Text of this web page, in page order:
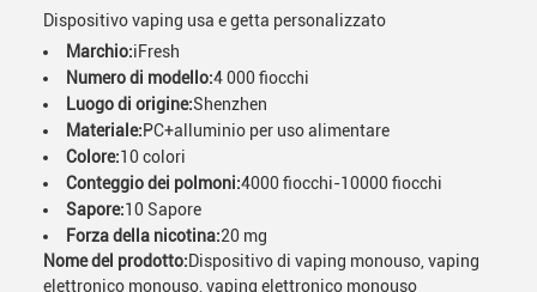
Dispositivo vaping usa e getta personalizzato
Marchio:iFresh
Numero di modello:4 000 fiocchi
Luogo di origine:Shenzhen
Materiale:PC+alluminio per uso alimentare
Colore:10 colori
Conteggio dei polmoni:4000 fiocchi-10000 fiocchi
Sapore:10 Sapore
Forza della nicotina:20 mg
Nome del prodotto:Dispositivo di vaping monouso, vaping
elettronico monouso, vaping elettronico monouso